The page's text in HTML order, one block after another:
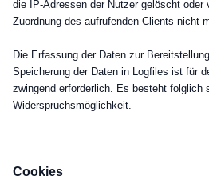
die IP-Adressen der Nutzer gelöscht oder
Zuordnung des aufrufenden Clients nicht
Die Erfassung der Daten zur
Speicherung der Daten in Logfiles ist für
zwingend erforderlich. Es besteht folglich
Widerspruchsmöglichkeit.
Cookies